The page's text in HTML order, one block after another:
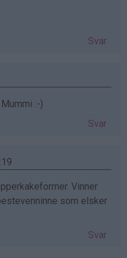
Svar
:-)
Svar
Vinner
som elsker
Svar